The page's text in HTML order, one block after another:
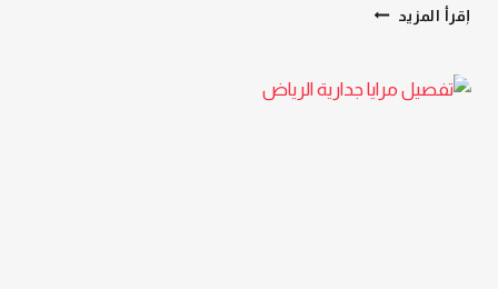
إقرأ المزيد تركيب
الرياض